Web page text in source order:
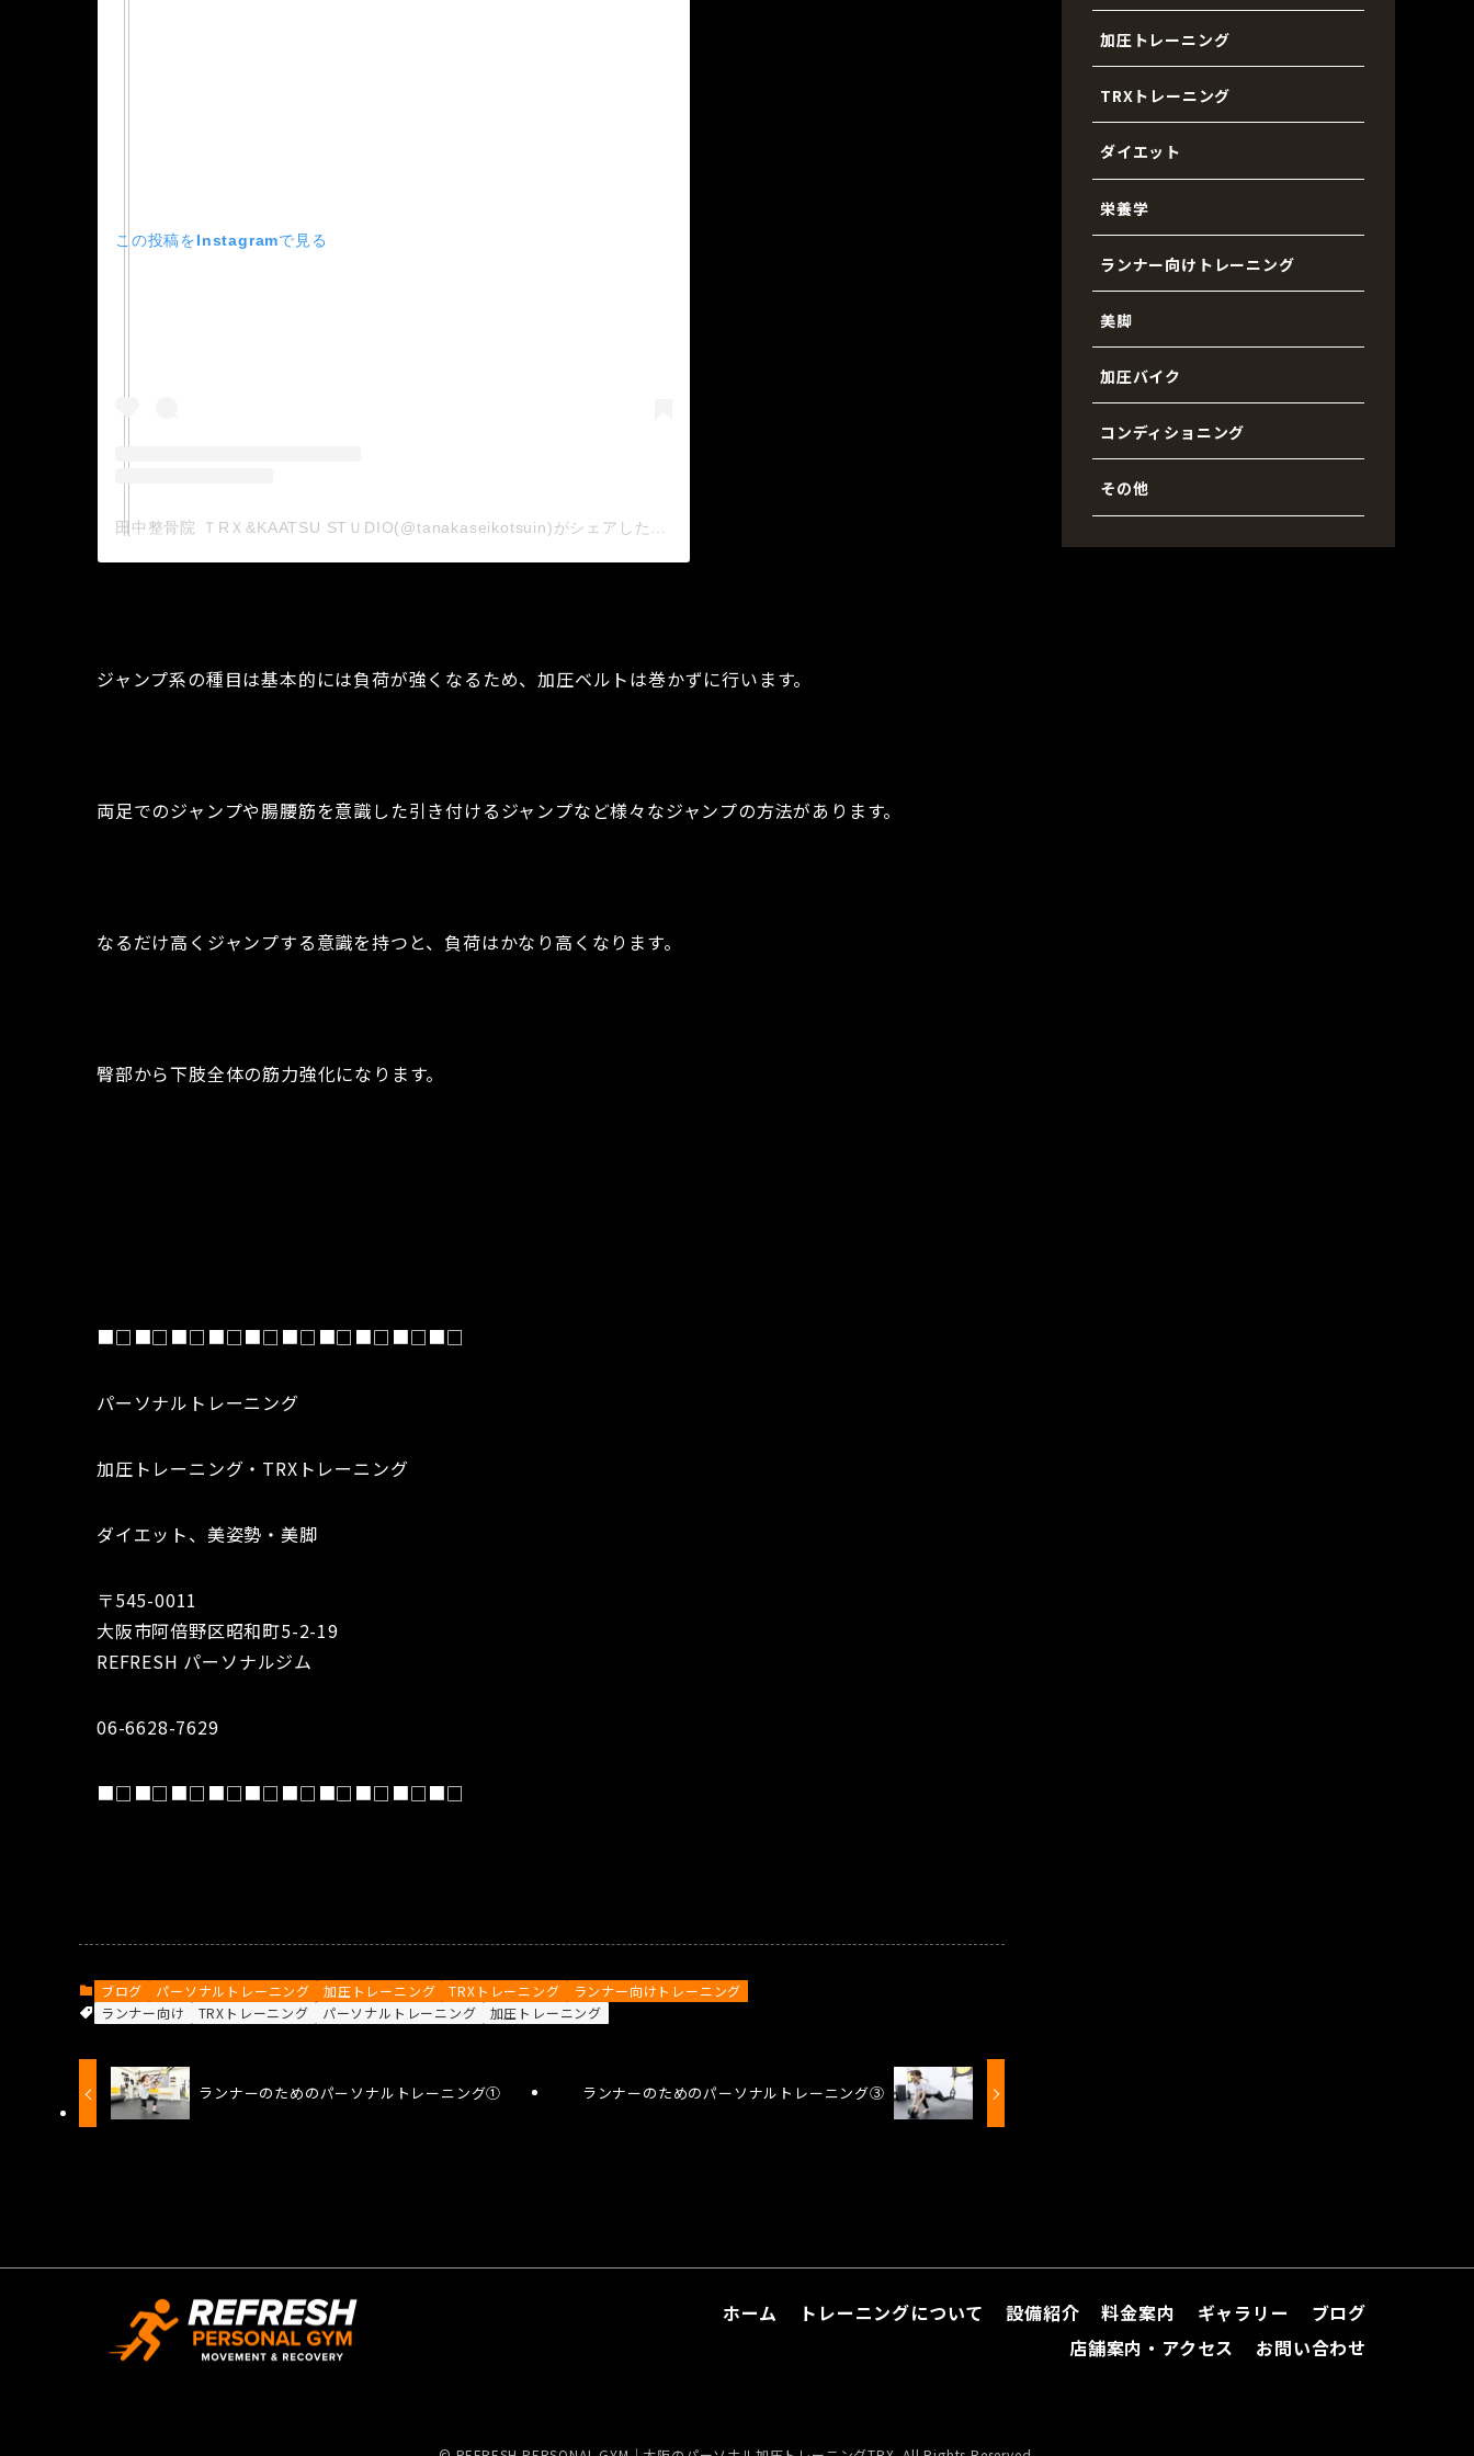
この投稿をInstagramで見る
ジャンプ系の種目は基本的には負荷が強くなるため、加圧ベルトは巻かずに行います。
両足でのジャンプや腸腰筋を意識した引き付けるジャンプなど様々なジャンプの方法があります。
なるだけ高くジャンプする意識を持つと、負荷はかなり高くなります。
臀部から下肢全体の筋力強化になります。
■□■□■□■□■□■□■□■□■□■□
パーソナルトレーニング
加圧トレーニング・TRXトレーニング
ダイエット、美姿勢・美脚
〒545-0011
大阪市阿倍野区昭和町5-2-19
REFRESH パーソナルジム
06-6628-7629
■□■□■□■□■□■□■□■□■□■□
ブログ パーソナルトレーニング 加圧トレーニング TRXトレーニング
ランナー向けトレーニング
ランナー向け
TRXトレーニング パーソナルトレーニング 加圧トレーニング
ランナーのためのパーソナルトレーニング① ランナーのためのパーソナルトレーニング③
加圧トレーニング
TRXトレーニング
ダイエット
栄養学
ランナー向けトレーニング
美脚
加圧バイク
コンディショニング
その他
ホーム トレーニングについて 設備紹介 料金案内 ギャラリー
ブログ
店舗案内・アクセス
お問い合わせ